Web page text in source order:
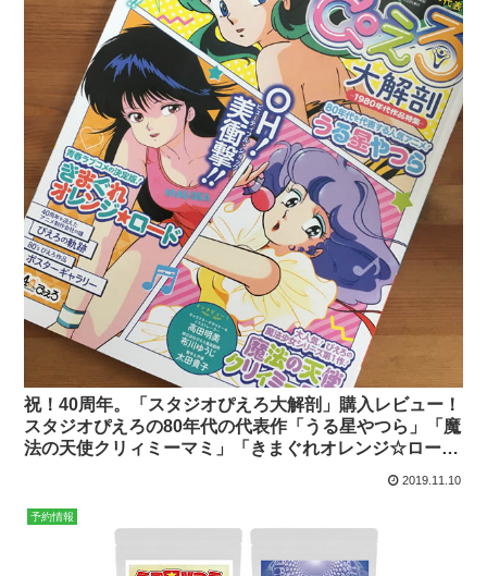
祝！40周年。「スタジオぴえろ大解剖」購入レビュー！
スタジオぴえろの80年代の代表作「うる星やつら」「魔
法の天使クリィミーマミ」「きまぐれオレンジ☆ロー
2019.11.10
予約情報